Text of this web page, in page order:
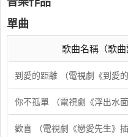
單曲
歌曲名稱（歌曲
到愛的距離 （電視劇《到愛的
你不孤單 （電視劇《浮出水
歡喜 （電視劇《戀愛先生》插